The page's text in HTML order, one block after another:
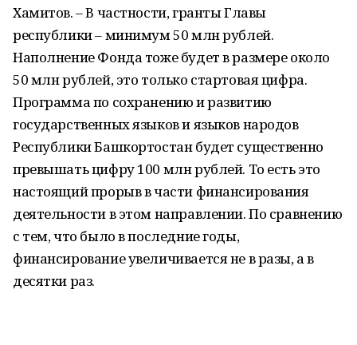
Хамитов. – В частности, гранты Главы
республики – минимум 50 млн рублей.
Наполнение Фонда тоже будет в размере около
50 млн рублей, это только стартовая цифра.
Программа по сохранению и развитию
государственных языков и языков народов
Республики Башкортостан будет существенно
превышать цифру 100 млн рублей. То есть это
настоящий прорыв в части финансирования
деятельности в этом направлении. По сравнению
с тем, что было в последние годы,
финансирование увеличивается не в разы, а в
десятки раз.